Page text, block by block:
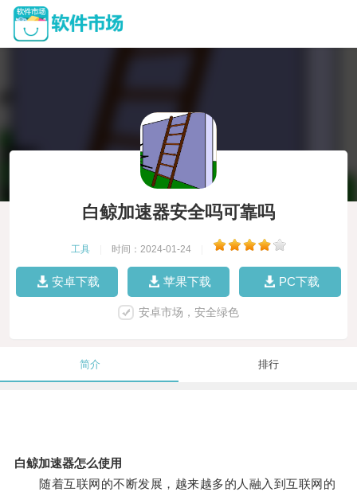
白鲸加速器安全吗可靠吗
工具 时间：2024-01-24
安卓下载 苹果下载 PC下载
安卓市场，安全绿色
简介 排行
白鲸加速器怎么使用
随着互联网的不断发展，越来越多的人融入到互联网的